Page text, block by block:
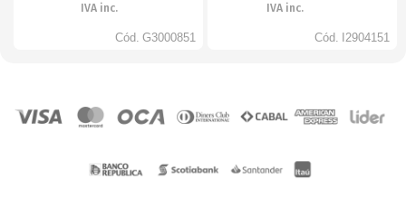
IVA inc.
Cód. G3000851
IVA inc.
Cód. I2904151